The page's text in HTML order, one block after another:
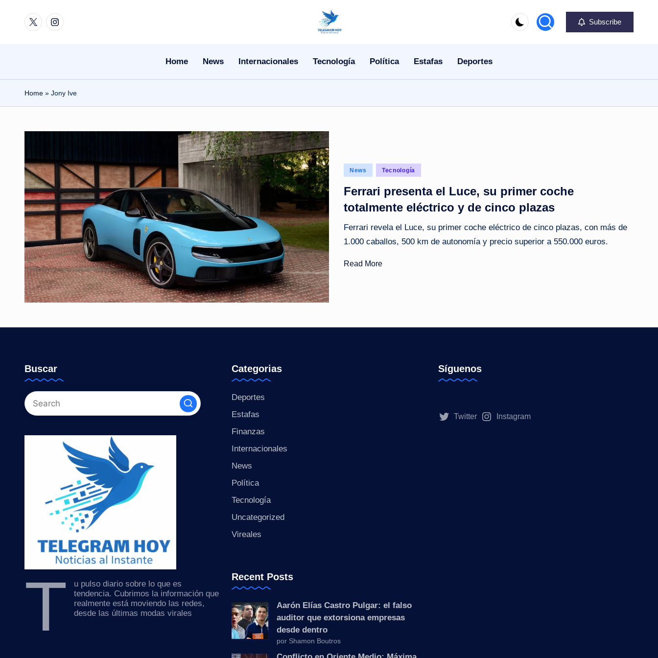
TwitterInstagram
N
e
l
e
|
N
o
ti
c
i
Subscribe
Home News Internacionales Tecnología Política Estafas Deportes
Home » Jony Ive
Posted
News Tecnología
Ferrari presenta el Luce, su primer coche
totalmente eléctrico y de cinco plazas
Ferrari revela el Luce, su primer coche eléctrico de cinco plazas, con más de
1.000 caballos, 500 km de autonomía y precio superior a 550.000 euros.
Read More
Buscar
T
u pulso diario sobre lo que es
tendencia. Cubrimos la información que
realmente está moviendo las redes,
desde las últimas modas virales
Categorias
Deportes
Estafas
Finanzas
Internacionales
News
Política
Tecnología
Uncategorized
Vireales
Recent Posts
Aarón Elías Castro Pulgar: el falso
auditor que extorsiona empresas
desde dentro
por Shamon Boutros
Síguenos
Twitter Instagram